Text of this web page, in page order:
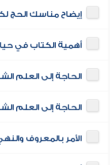
إيضاح مناسك الحج
أهمية الكتاب في
الحاجة إلى العلم
الحاجة إلى العلم
الأمر بالمعروف